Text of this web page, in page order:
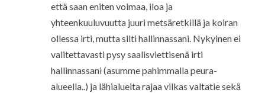
että saan eniten voimaa, iloa ja
yhteenkuuluvuutta juuri metsäretkillä ja koiran
ollessa irti, mutta silti hallinnassani. Nykyinen ei
valitettavasti pysy saalisviettisenä irti
hallinnassani (asumme pahimmalla peura-
alueella..) ja lähialueita rajaa vilkas valtatie sekä